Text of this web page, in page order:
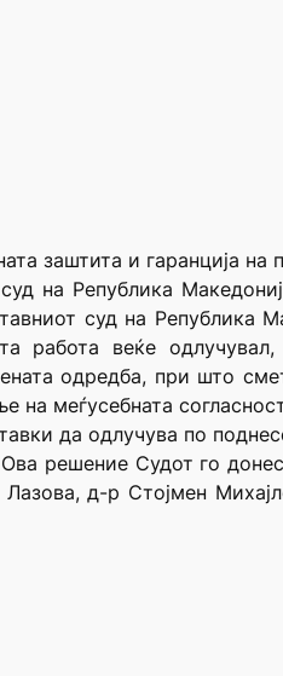
заштита и гаранција на
на Република
суд на Република
работа веќе
одредба, при што
на меѓусебната
да одлучува по
решение Судот го
д-р Стојмен